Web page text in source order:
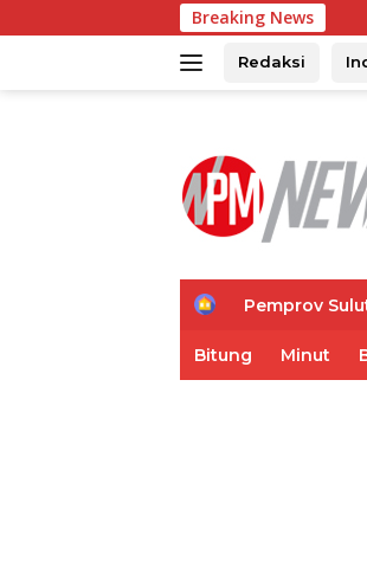
ke
Breaking News
Redaksi
H
e
Pemprov
Bitung Minut